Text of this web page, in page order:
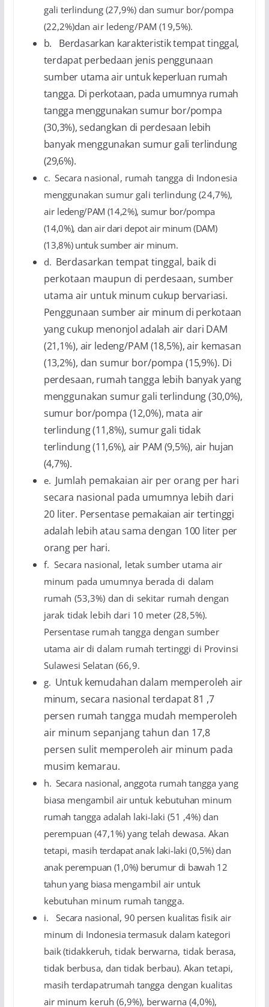
gali terlindung (27,9%) dan sumur bor/pompa
(22,2%)dan air ledeng/PAM (19,5%).
b.
Berdasarkan karakteristik tempat tinggal,
terdapat perbedaan jenis penggunaan
sumber utama airuntuk keperluan rumah
tangga. Di perkotaan, pada umumnya rumah
tangga menggunakan sumurbor/pompa
(30,3%), sedangkan di perdesaan lebih
banyak menggunakan sumur gali terlindung
(29,6%).
c. Secara nasional, rumah tangga di Indonesia
menggunakan sumur gali terlindung (24,7%),
air ledeng/PAM (14,2%), sumur bor/pompa
(14,0%), dan air dari depot air minum (DAM)
(13,8%) untuksumber air minum.
d. Berdasarkan tempat tinggal, baik di
perkotaan maupun di perdesaan, sumber
utama air untuk minum cukup bervariasi.
Penggunaan sumber air minum di perkotaan
yang cukup menonjol adalah air dari DAM
(21,1%), air ledeng/PAM (18,5%), air kemasan
(13,2%), dan sumur bor/pompa (15,9%). Di
perdesaan, rumah tangga lebih banyak yang
menggunakan sumur gali terlindung (30,0%),
sumur bor/pompa (12,0%), mata air
terlindung (11,8%), sumur gali tidak
terlindung(11,6%), air PAM (9,5%), air hujan
(4,7%).
e. Jumlah pemakaian air per orang per hari
secara nasional pada umumnya lebih dari
20 liter. Persentase pemakaian air tertinggi
adalah lebih atau sama dengan 100 liter per
orang per hari.
f. Secara nasional, letak sumber utama air
minum pada umumnya berada di dalam
rumah (53,3%) dan di sekitar rumah dengan
jarak tidak lebih dari 10 meter (28,5%).
Persentase rumah tangga dengan sumber
utama air di dalam rumah tertinggi di Provinsi
Sulawesi Selatan (66,9.
g. Untuk kemudahan dalam memperoleh air
minum, secara nasional terdapat 81 ,7
persen rumah tangga mudah memperoleh
air minum sepanjang tahun dan 17,8
persen sulit memperoleh air minum pada
musim kemarau.
h. Secara nasional, anggota rumah tangga yang
biasa mengambil air untuk kebutuhan minum
rumahtangga adalah laki-laki (51 ,4%) dan
perempuan (47,1%) yang telah dewasa. Akan
tetapi, masih terdapat anak laki-laki (0,5%) dan
anak perempuan (1,0%) berumur di bawah 12
tahun yang biasa mengambil air untuk
kebutuhan minum rumah tangga.
i.
Secara nasional, 90 persen kualitas fisik air
minum di Indonesia termasuk dalam kategori
baik (tidakkeruh, tidak berwarna, tidak berasa,
tidak berbusa, dan tidak berbau). Akan tetapi,
masih terdapatrumah tangga dengan kualitas
air minum keruh (6,9%), berwarna (4,0%),